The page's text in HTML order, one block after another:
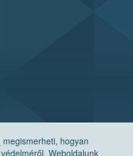
megismerheti, hogyan
Weboldalunk